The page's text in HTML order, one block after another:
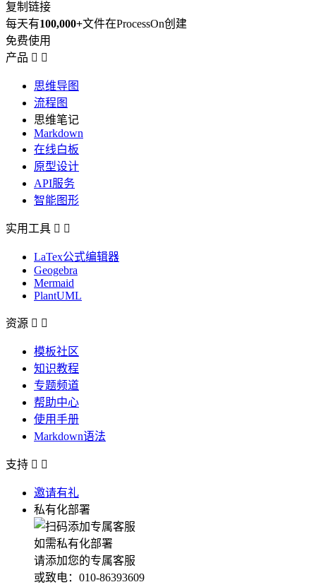
复制链接
每天有100,000+文件在ProcessOn创建
免费使用
产品  
思维导图
流程图
思维笔记
Markdown
在线白板
原型设计
API服务
智能图形
实用工具  
LaTex公式编辑器
Geogebra
Mermaid
PlantUML
资源  
模板社区
知识教程
专题频道
帮助中心
使用手册
Markdown语法
支持  
邀请有礼
私有化部署
如需私有化部署
请添加您的专属客服
或致电：010-86393609